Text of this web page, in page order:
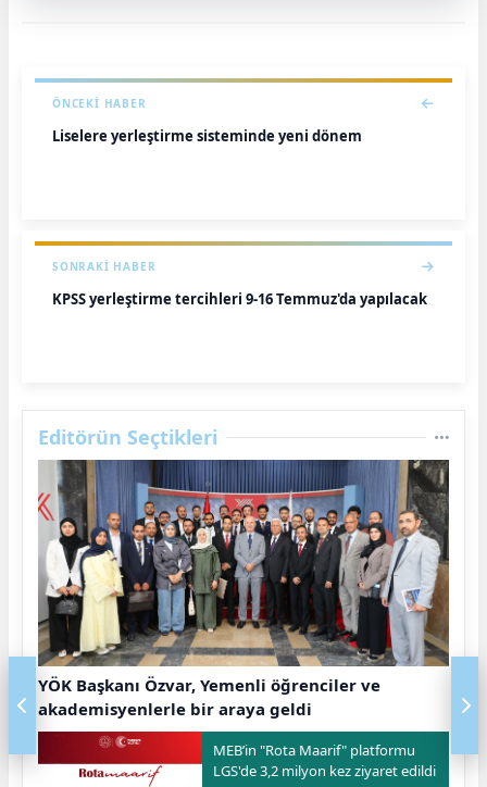
ÖNCEKI HABER
Liselere yerleştirme sisteminde yeni dönem
SONRAKI HABER
KPSS yerleştirme tercihleri 9-16 Temmuz'da yapılacak
Editörün Seçtikleri
YÖK Başkanı Özvar, Yemenli öğrenciler ve
akademisyenlerle bir araya geldi
MEB’in "Rota Maarif" platformu
LGS'de 3,2 milyon kez ziyaret edildi